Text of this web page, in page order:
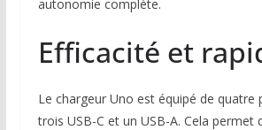
autonomie complète.
Efficacité et
Le chargeur Uno est équipé de quatre
trois USB-C et un USB-A. Cela permet